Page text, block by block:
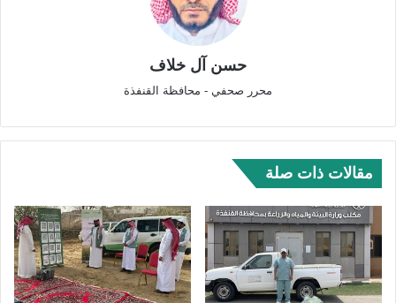
حسن آل خلاف
محرر صحفي - محافظة القنفذة
مقالات ذات صلة